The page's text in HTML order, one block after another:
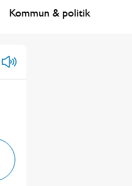
Kommun & politik